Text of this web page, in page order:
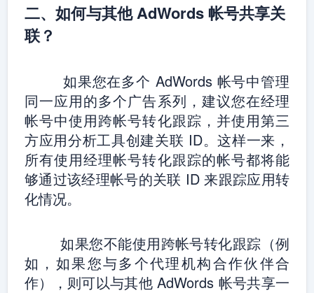
二、如何与其他 AdWords 帐号共享关
联？
如果您在多个 AdWords 帐号中管理
同一应用的多个广告系列，建议您在经理
帐号中使用跨帐号转化跟踪，并使用第三
方应用分析工具创建关联 ID。这样一来，
所有使用经理帐号转化跟踪的帐号都将能
够通过该经理帐号的关联 ID 来跟踪应用转
化情况。
如果您不能使用跨帐号转化跟踪（例
如，如果您与多个代理机构合作伙伴合
作），则可以与其他 AdWords 帐号共享一